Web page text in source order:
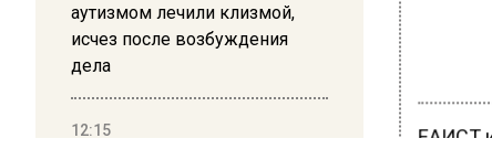
аутизмом лечили клизмой,
исчез после возбуждения
дела
12:15
ЕАИСТ